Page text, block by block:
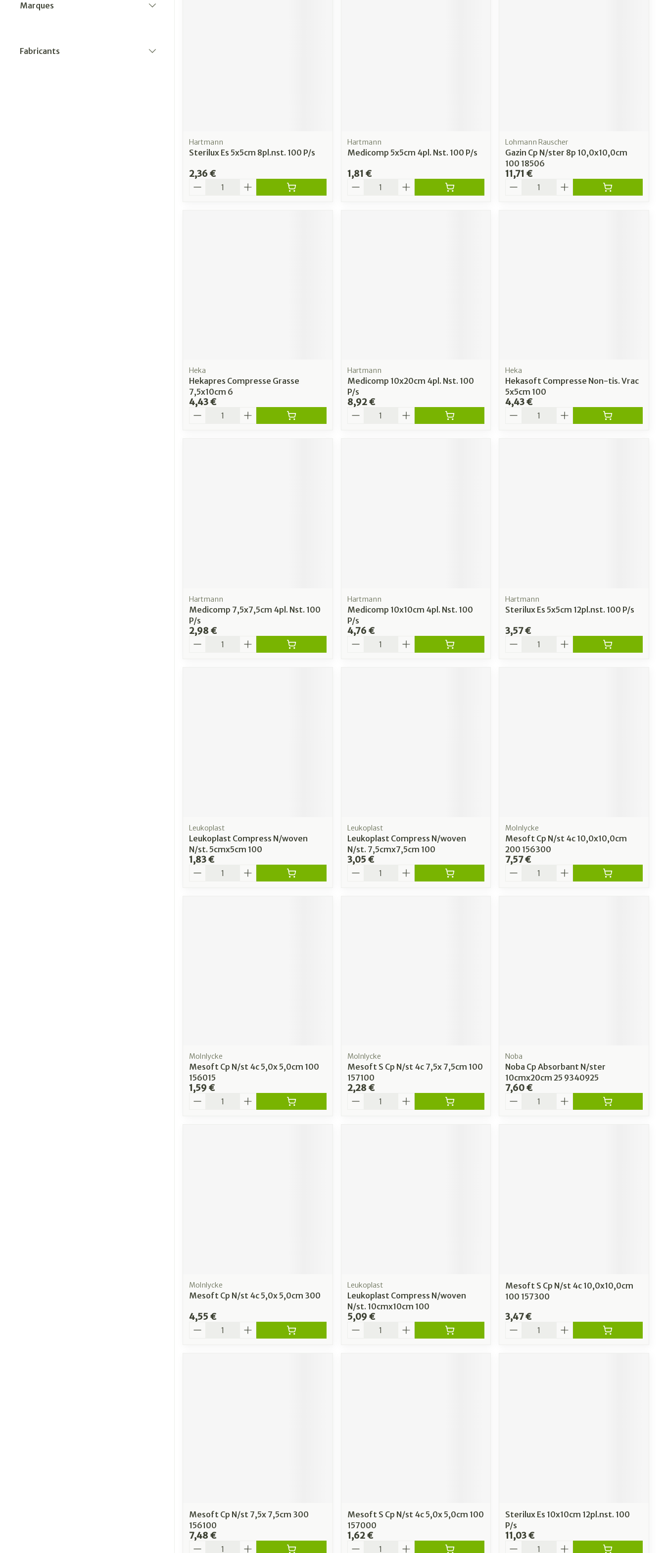
Marques
Fabricants
Hartmann
Sterilux Es 5x5cm 8pl.nst. 100 P/s
2,36 €
Quantité
Hartmann
Medicomp 5x5cm 4pl. Nst. 100 P/s
1,81 €
Quantité
Lohmann Rauscher
Gazin Cp N/ster 8p 10,0x10,0cm
100 18506
11,71 €
Quantité
Heka
Hekapres Compresse Grasse
7,5x10cm 6
4,43 €
Quantité
Hartmann
Medicomp 10x20cm 4pl. Nst. 100
P/s
8,92 €
Quantité
Heka
Hekasoft Compresse Non-tis. Vrac
5x5cm 100
4,43 €
Quantité
Hartmann
Medicomp 7,5x7,5cm 4pl. Nst. 100
P/s
2,98 €
Quantité
Hartmann
Medicomp 10x10cm 4pl. Nst. 100
P/s
4,76 €
Quantité
Hartmann
Sterilux Es 5x5cm 12pl.nst. 100 P/s
3,57 €
Quantité
Leukoplast
Leukoplast Compress N/woven
N/st. 5cmx5cm 100
1,83 €
Quantité
Leukoplast
Leukoplast Compress N/woven
N/st. 7,5cmx7,5cm 100
3,05 €
Quantité
Molnlycke
Mesoft Cp N/st 4c 10,0x10,0cm
200 156300
7,57 €
Quantité
Molnlycke
Mesoft Cp N/st 4c 5,0x 5,0cm 100
156015
1,59 €
Quantité
Molnlycke
Mesoft S Cp N/st 4c 7,5x 7,5cm 100
157100
2,28 €
Quantité
Noba
Noba Cp Absorbant N/ster
10cmx20cm 25 9340925
7,60 €
Quantité
Molnlycke
Mesoft Cp N/st 4c 5,0x 5,0cm 300
4,55 €
Quantité
Leukoplast
Leukoplast Compress N/woven
N/st. 10cmx10cm 100
5,09 €
Quantité
Mesoft S Cp N/st 4c 10,0x10,0cm
100 157300
3,47 €
Quantité
Mesoft Cp N/st 7,5x 7,5cm 300
156100
7,48 €
Quantité
Mesoft S Cp N/st 4c 5,0x 5,0cm 100
157000
1,62 €
Quantité
Sterilux Es 10x10cm 12pl.nst. 100
P/s
11,03 €
Quantité